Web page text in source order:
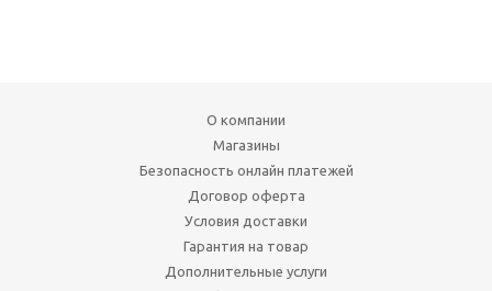
О компании
Магазины
Безопасность онлайн платежей
Договор оферта
Условия доставки
Гарантия на товар
Дополнительные услуги